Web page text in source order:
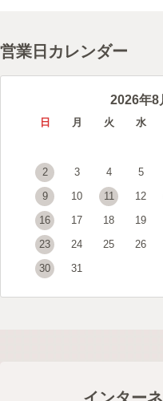
営業日カレンダー
2026年8
日 月 火 水
2
3 4 5
9
10 11 12
16
17 18 19
23
24 25 26
30
31